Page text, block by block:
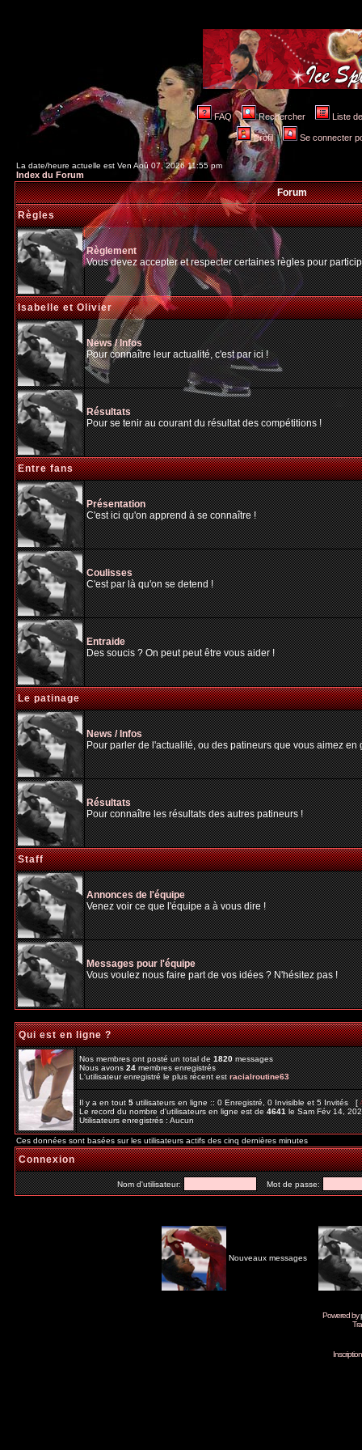
FAQ Rechercher Liste
Profil Se connecter
La date/heure actuelle est Ven Aoû 07, 2026 11:55 pm
Index du Forum
Forum
Règles
Règlement
Vous devez accepter et respecter certaines règles pour
Isabelle et Olivier
News / Infos
Pour connaître leur actualité, c'est par ici !
Résultats
Pour se tenir au courant du résultat des compétitions !
Entre fans
Présentation
C'est ici qu'on apprend à se connaître !
Coulisses
C'est par là qu'on se detend !
Entraide
Des soucis ? On peut peut être vous aider !
Le patinage
News / Infos
Pour parler de l'actualité, ou des patineurs que vous aimez
Résultats
Pour connaître les résultats des autres patineurs !
Staff
Annonces de l'équipe
Venez voir ce que l'équipe a à vous dire !
Messages pour l'équipe
Vous voulez nous faire part de vos idées ? N'hésitez pas !
Qui est en ligne ?
Nos membres ont posté un total de1820messages
Nous avons24membres enregistrés
L'utilisateur enregistré le plus récent estracialroutine63
Il y a en tout5utilisateurs en ligne :: 0 Enregistré, 0 Invisible et 5 Invités [
Le record du nombre d'utilisateurs en ligne est de4641le Sam Fév 14,
Utilisateurs enregistrés : Aucun
Ces données sont basées sur les utilisateurs actifs des cinq dernières minutes
Connexion
Nom d'utilisateur: Mot de passe:
Nouveaux messages
Powered by